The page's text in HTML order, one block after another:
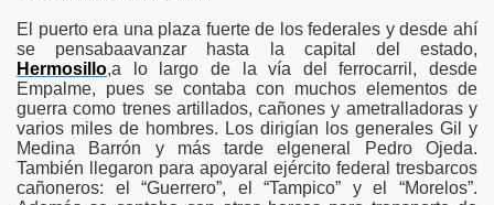
El puerto era una plaza fuerte de los federales y desde ahí
se pensabaavanzar hasta la capital del estado,
Hermosillo,a lo largo de la vía del ferrocarril, desde
Empalme, pues se contaba con muchos elementos de
guerra como trenes artillados, cañones y ametralladoras y
varios miles de hombres. Los dirigían los generales Gil y
Medina Barrón y más tarde elgeneral Pedro Ojeda.
También llegaron para apoyaral ejército federal tresbarcos
cañoneros: el “Guerrero”, el “Tampico” y el “Morelos”.